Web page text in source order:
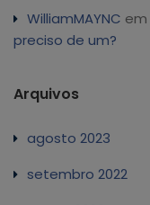
WilliamMAYNC em
preciso de um?
Arquivos
agosto 2023
setembro 2022